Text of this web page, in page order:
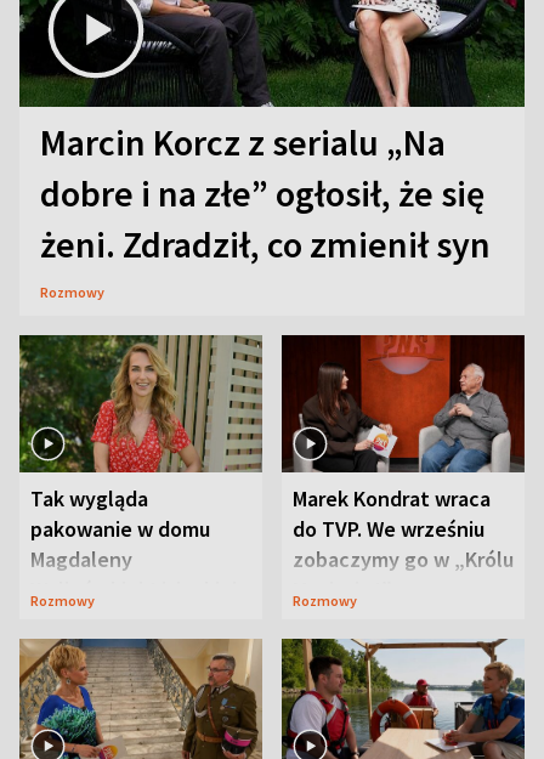
Marcin Korcz z serialu „Na
dobre i na złe” ogłosił, że się
żeni. Zdradził, co zmienił syn
Rozmowy
Tak wygląda
pakowanie w domu
Magdaleny
Waligórskiej-Lisieckiej.
Rozmowy
Marek Kondrat wraca
do TVP. We wrześniu
zobaczymy go w „Królu
Maciusiu I”
Rozmowy